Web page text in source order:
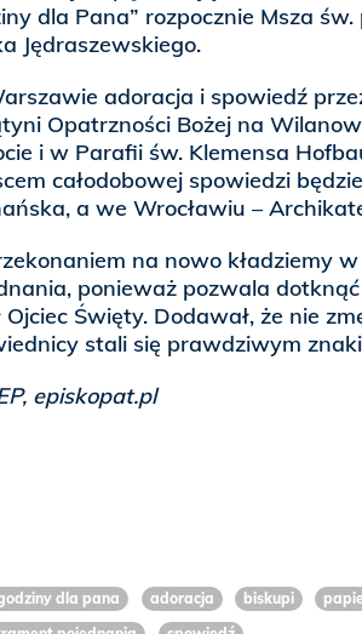
dla Pana” rozpocznie Msza
Jędraszewskiego.
adoracja i spowiedź
Opatrzności Bożej na
i w Parafii św. Klemensa
całodobowej spowiedzi
a we Wrocławiu –
na nowo kładziemy
ponieważ pozwala
Ojciec Święty. Dodawał, że nie
stali się prawdziwym
episkopat.pl
dla pana adoracja biskupi